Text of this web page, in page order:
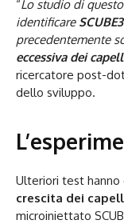
“Lo studio di
identificare SCUBE3
precedentemente
eccessiva dei
ricercatore post-
dello sviluppo.
Ulteriori test hanno
crescita dei
microiniettato